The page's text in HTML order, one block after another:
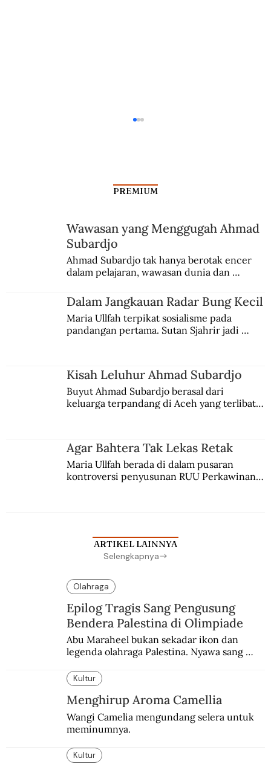
Di Balik Patung Jenderal Ahmad Yani
PREMIUM
Wawasan yang Menggugah Ahmad
Subardjo
Ahmad Subardjo tak hanya berotak encer
dalam pelajaran, wawasan dunia dan
Jules Verne, Multatuli, hingga Sun Yat-sen.
Dalam Jangkauan Radar Bung Kecil
Maria Ullfah terpikat sosialisme pada
pandangan pertama. Sutan Sjahrir jadi
Kisah Leluhur Ahmad Subardjo
Buyut Ahmad Subardjo berasal dari
keluarga terpandang di Aceh yang terlibat
Agar Bahtera Tak Lekas Retak
Maria Ullfah berada di dalam pusaran
kontroversi penyusunan RUU Perkawinan.
ARTIKEL LAINNYA
Selengkapnya
Olahraga
Epilog Tragis Sang Pengusung
Bendera Palestina di Olimpiade
Abu Maraheel bukan sekadar ikon dan
legenda olahraga Palestina. Nyawa sang
memblokade Rafah.
Kultur
Menghirup Aroma Camellia
Wangi Camelia mengundang selera untuk
meminumnya.
Kultur